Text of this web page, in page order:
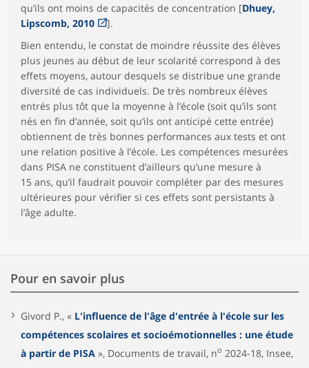
qu’ils ont moins de capacités de concentration [Dhuey,
Lipscomb, 2010
].
Bien entendu, le constat de moindre réussite des élèves
plus jeunes au début de leur scolarité correspond à des
effets moyens, autour desquels se distribue une grande
diversité de cas individuels. De très nombreux élèves
entrés plus tôt que la moyenne à l’école (soit qu’ils sont
nés en fin d’année, soit qu’ils ont anticipé cette entrée)
obtiennent de très bonnes performances aux tests et ont
une relation positive à l’école. Les compétences mesurées
dans PISA ne constituent d’ailleurs qu’une mesure à
15 ans, qu’il faudrait pouvoir compléter par des mesures
ultérieures pour vérifier si ces effets sont persistants à
l’âge adulte.
Pour en savoir plus
Givord P., « L'influence de l'âge d'entrée à l'école sur les
compétences scolaires et socioémotionnelles : une étude
à partir de PISA », Documents de travail, no 2024-18, Insee,